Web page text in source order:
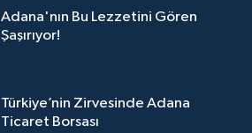
Adana'nın Bu Lezzetini Gören
Şaşırıyor!
Türkiye’nin Zirvesinde Adana
Ticaret Borsası